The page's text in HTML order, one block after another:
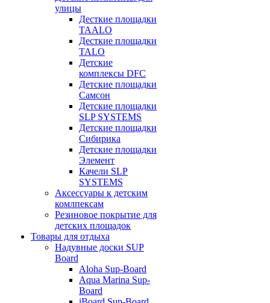
улицы
Десткие площадки
TAALO
Десткие площадки
TALO
Детские
комплексы DFC
Детские площадки
Самсон
Детские площадки
SLP SYSTEMS
Детские площадки
Сибирика
Детские площадки
Элемент
Качели SLP
SYSTEMS
Аксессуары к детским
комлпексам
Резиновое покрытие для
детских площадок
Товары для отдыха
Надувные доски SUP
Board
Aloha Sup-Board
Aqua Marina Sup-
Board